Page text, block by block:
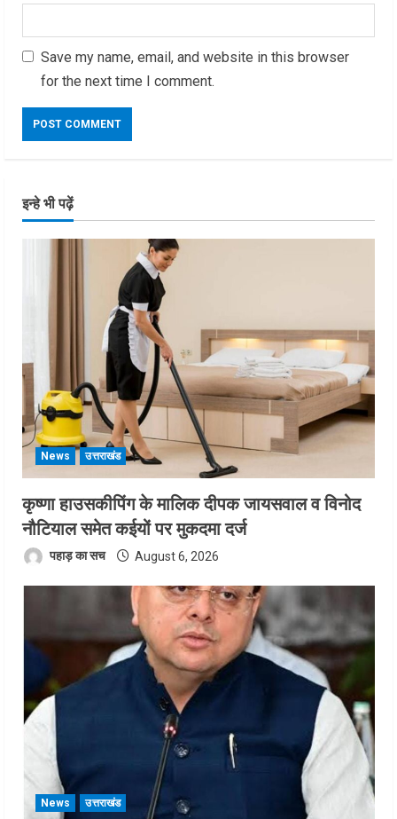
Save my name, email, and website in this browser
for the next time I comment.
इन्हे भी पढ़ें
News उत्तराखंड
कृष्णा हाउसकीपिंग के मालिक दीपक जायसवाल व विनोद
नौटियाल समेत कईयों पर मुकदमा दर्ज
पहाड़ का सच August 6, 2026
News उत्तराखंड